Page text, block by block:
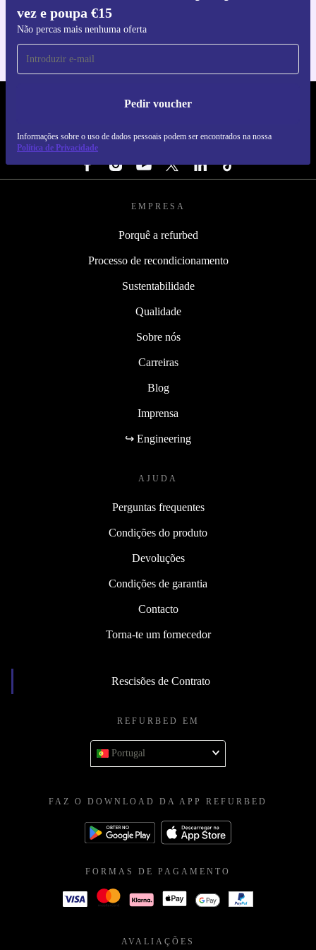
vez e poupa €15
Não percas mais nenhuma oferta
Pedir voucher
Informações sobre o uso de dados pessoais podem ser encontrados na nossa
Política de Privacidade
Para iOS e Android
REFURBED PORTUGAL - RETHINK NEW.
SEGUE-NOS
EMPRESA
Porquê a refurbed
Processo de recondicionamento
Sustentabilidade
Qualidade
Sobre nós
Carreiras
Blog
Imprensa
↪ Engineering
AJUDA
Perguntas frequentes
Condições do produto
Devoluções
Condições de garantia
Contacto
Torna-te um fornecedor
Rescisões de Contrato
REFURBED EM
Portugal
FAZ O DOWNLOAD DA APP REFURBED
FORMAS DE PAGAMENTO
AVALIAÇÕES